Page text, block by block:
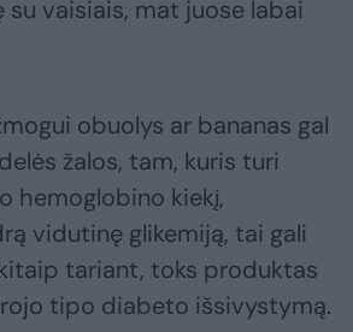
vaisiais, mat juose labai
obuolys ar bananas gal
žalos, tam, kuris turi
hemoglobino kiekį,
vidutinę glikemiją, tai gali
tariant, toks produktas
tipo diabeto išsivystymą.